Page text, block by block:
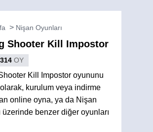
Nişan Oyunları
Shooter Kill Impostor
314 OY
Kill Impostor oyununu
kurulum veya indirme
online oyna, ya da Nişan
üzerinde benzer diğer oyunları